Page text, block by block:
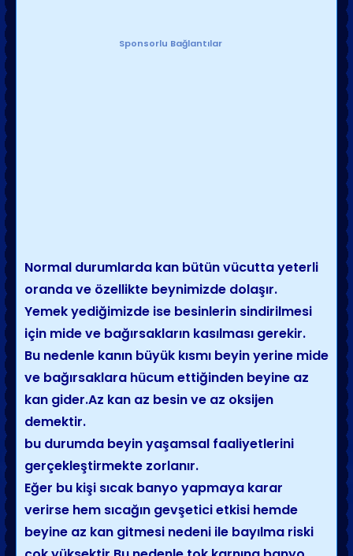
Sponsorlu Bağlantılar
Normal durumlarda kan bütün vücutta yeterli
oranda ve özellikte beynimizde dolaşır.
Yemek yediğimizde ise besinlerin sindirilmesi
için mide ve bağırsakların kasılması gerekir.
Bu nedenle kanın büyük kısmı beyin yerine mide
ve bağırsaklara hücum ettiğinden beyine az
kan gider.Az kan az besin ve az oksijen
demektir.
bu durumda beyin yaşamsal faaliyetlerini
gerçekleştirmekte zorlanır.
Eğer bu kişi sıcak banyo yapmaya karar
verirse hem sıcağın gevşetici etkisi hemde
beyine az kan gitmesi nedeni ile bayılma riski